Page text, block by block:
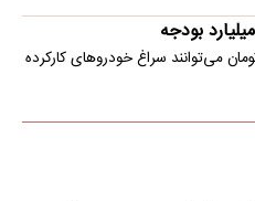
بودجه
می‌توانند سراغ خودروهای کارکرده